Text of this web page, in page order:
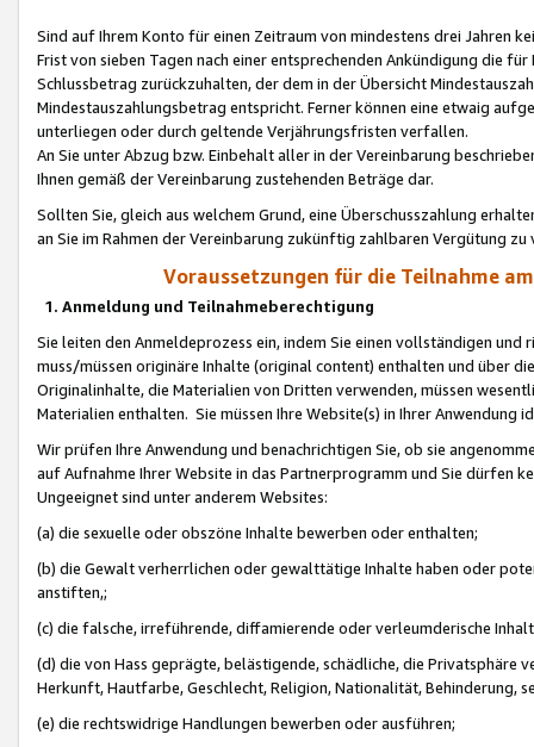
Sind auf Ihrem Konto für einen Zeitraum von mindestens drei Jahren
Frist von sieben Tagen nach einer entsprechenden Ankündigung die
Schlussbetrag zurückzuhalten, der dem in der Übersicht
Mindestauszahlungsbetrag entspricht. Ferner können eine etwaig
unterliegen oder durch geltende Verjährungsfristen verfallen.
An Sie unter Abzug bzw. Einbehalt aller in der Vereinbarung
Ihnen gemäß der Vereinbarung zustehenden Beträge dar.
Sollten Sie, gleich aus welchem Grund, eine Überschusszahlung
an Sie im Rahmen der Vereinbarung zukünftig zahlbaren Vergütung zu
Voraussetzungen für die Teilnahme
1. Anmeldung und Teilnahmeberechtigung
Sie leiten den Anmeldeprozess ein, indem Sie einen vollständigen
muss/müssen originäre Inhalte (original content) enthalten und über
Originalinhalte, die Materialien von Dritten verwenden, müssen
Materialien enthalten. Sie müssen Ihre Website(s) in Ihrer Anwendung
Wir prüfen Ihre Anwendung und benachrichtigen Sie, ob sie
auf Aufnahme Ihrer Website in das Partnerprogramm und Sie dürfen
Ungeeignet sind unter anderem Websites:
(a) die sexuelle oder obszöne Inhalte bewerben oder enthalten;
(b) die Gewalt verherrlichen oder gewalttätige Inhalte haben oder
anstiften,;
(c) die falsche, irreführende, diffamierende oder verleumderische
(d) die von Hass geprägte, belästigende, schädliche, die Privatsphäre
Herkunft, Hautfarbe, Geschlecht, Religion, Nationalität, Behinderung,
(e) die rechtswidrige Handlungen bewerben oder ausführen;